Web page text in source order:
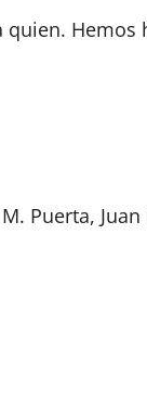
Puerta, Juan